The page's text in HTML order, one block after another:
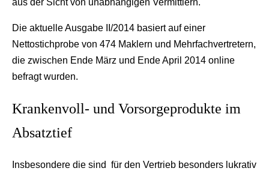
aus der Sicht von unabhängigen Vermittlern.
Die aktuelle Ausgabe II/2014 basiert auf einer
Nettostichprobe von 474 Maklern und Mehrfachvertretern,
die zwischen Ende März und Ende April 2014 online
befragt wurden.
Krankenvoll- und Vorsorgeprodukte im
Absatztief
Insbesondere die sind für den Vertrieb besonders lukrativ